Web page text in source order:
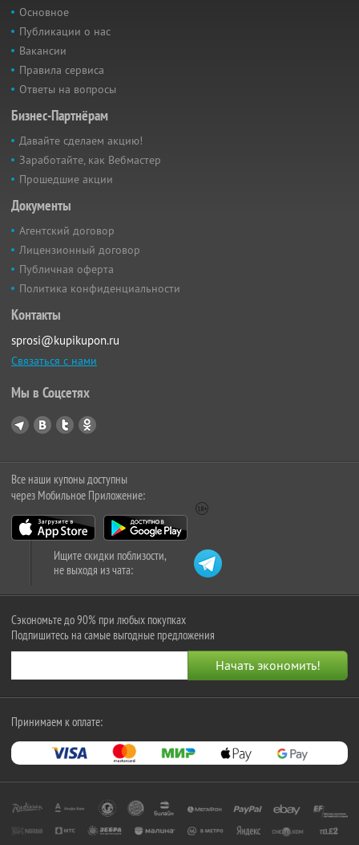
Основное
Публикации о нас
Вакансии
Правила сервиса
Ответы на вопросы
Бизнес-Партнёрам
Давайте сделаем акцию!
Заработайте, как Вебмастер
Прошедшие акции
Документы
Агентский договор
Лицензионный договор
Публичная оферта
Политика конфиденциальности
Контакты
sprosi@kupikupon.ru
Связаться с нами
Мы в Соцсетях
Все наши купоны доступны
через Мобильное Приложение:
Ищите скидки поблизости,
не выходя из чата:
Сэкономьте до 90% при любых покупках
Подпишитесь на самые выгодные предложения
Принимаем к оплате: